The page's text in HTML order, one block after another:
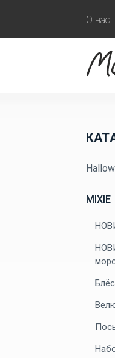
О нас
MIXIE